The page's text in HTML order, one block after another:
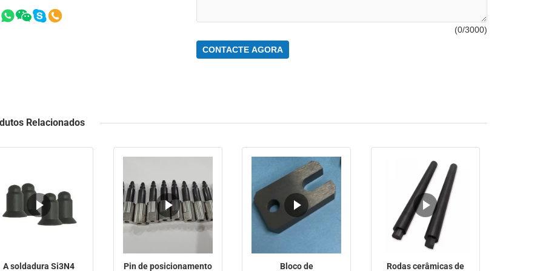
(0/3000)
CONTACTE AGORA
Relacionados
A soldadura Si3N4 Pin de posicionamento Bloco de Rodas cerâmicas de